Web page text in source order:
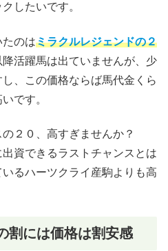
したいです。
のはミラクルレジェンドの２
活躍馬は出ていませんが、少
、この価格ならば馬代金くら
です。
２０、高すぎませんか？
出資できるラストチャンスとは
るハーツクライ産駒よりも高
割には価格は割安感